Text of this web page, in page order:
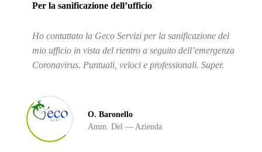
Per la sanificazione dell’ufficio
Ho contattato la Geco Servizi per la sanificazione del
mio ufficio in vista del rientro a seguito dell’emergenza
Coronavirus. Puntuali, veloci e professionali. Super.
O. Baronello
Amm. Del
Azienda